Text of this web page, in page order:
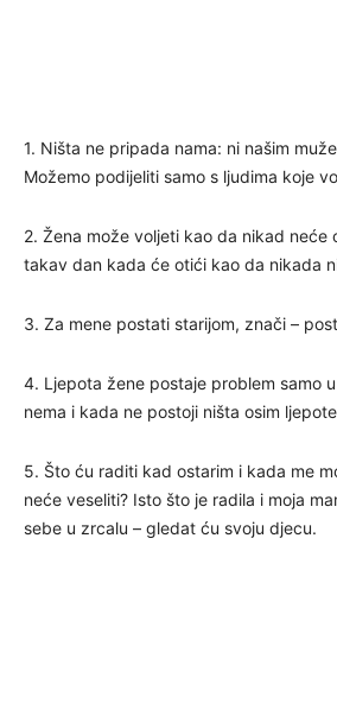
1. Ništa ne pripada nama: ni našim
Možemo podijeliti samo s ljudima koje
2. Žena može voljeti kao da nikad neće
takav dan kada će otići kao da nikada
3. Za mene postati starijom, znači –
4. Ljepota žene postaje problem samo
nema i kada ne postoji ništa osim
5. Što ću raditi kad ostarim i kada me
neće veseliti? Isto što je radila i moja
sebe u zrcalu – gledat ću svoju djecu.